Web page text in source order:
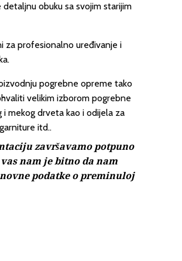
obuku sa svojim starijim
za profesionalno uređivanje i
pogrebne opreme tako
velikim izborom pogrebne
mekog drveta kao i odijela za
itd..
završavamo potpuno
nam je bitno da nam
podatke o preminuloj